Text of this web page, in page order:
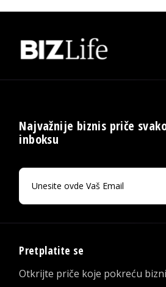
Najvažnije biznis priče
inboksu
Pretplatite se
Otkrijte priče koje pokreću